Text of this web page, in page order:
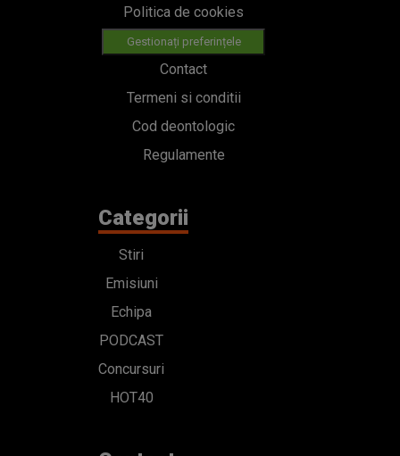
Politica de cookies
Gestionați preferințele
Contact
Termeni si conditii
Cod deontologic
Regulamente
Categorii
Stiri
Emisiuni
Echipa
PODCAST
Concursuri
HOT40